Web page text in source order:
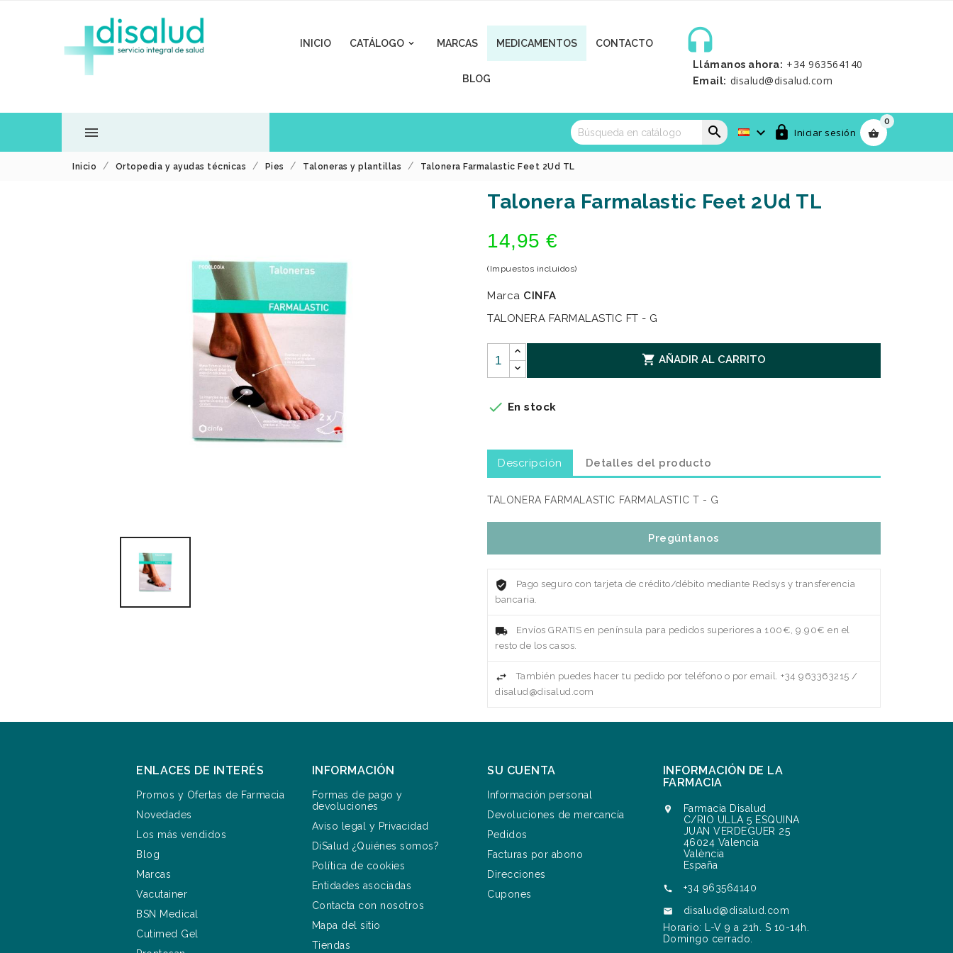
INICIO 
CATÁLOGO MARCAS MEDICAMENTOS CONTACTO
BLOG

Llámanos ahora: +34 963564140
Email: disalud@disalud.com

TODOS LOS

0
 Iniciar sesión


Inicio Ortopedia y ayudas técnicas Pies Taloneras y plantillas Talonera Farmalastic Feet 2Ud TL
Talonera Farmalastic Feet 2Ud TL
14,95 €
(Impuestos incluidos)
Marca CINFA
TALONERA FARMALASTIC FT - G
 AÑADIR AL CARRITO
 En stock
Descripción Detalles del producto
TALONERA FARMALASTIC FARMALASTIC T - G
Pregúntanos
Pago seguro con tarjeta de crédito/débito mediante Redsys y transferencia
bancaria.
Envíos GRATIS en península para pedidos superiores a 100€, 9.90€ en el
resto de los casos.
También puedes hacer tu pedido por teléfono o por email. +34 963363215 /
disalud@disalud.com
ENLACES DE INTERÉS
Promos y Ofertas de Farmacia
Novedades
Los más vendidos
Blog
Marcas
Vacutainer
BSN Medical
Cutimed Gel
INFORMACIÓN
Formas de pago y
devoluciones
Aviso legal y Privacidad
DiSalud ¿Quiénes somos?
Política de cookies
Entidades asociadas
Contacta con nosotros
Mapa del sitio
Tiendas
SU CUENTA
Información personal
Devoluciones de mercancía
Pedidos
Facturas por abono
Direcciones
Cupones
INFORMACIÓN DE LA
FARMACIA

Farmacia Disalud
C/RIO ULLA 5 ESQUINA
JUAN VERDEGUER 25
46024 Valencia
València
España
 +34 963564140

disalud@disalud.com
Horario: L-V 9 a 21h. S 10-14h.
Domingo cerrado.